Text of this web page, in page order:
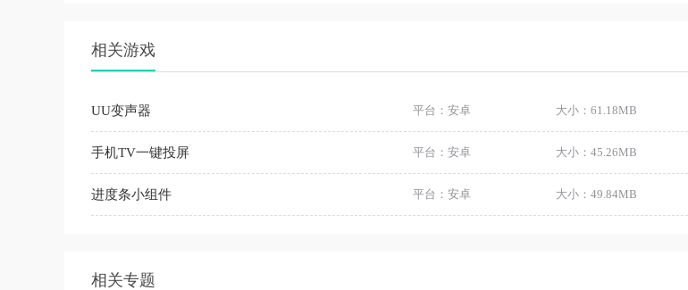
相关游戏
UU变声器 平台：安卓 大小：61.18MB
手机TV一键投屏 平台：安卓 大小：45.26MB
进度条小组件 平台：安卓 大小：49.84MB
相关专题